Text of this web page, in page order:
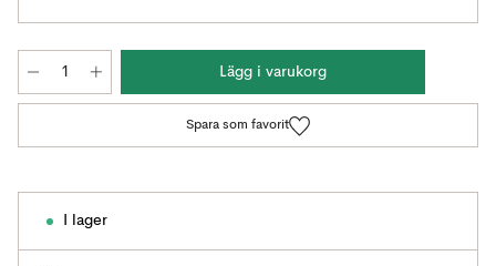
Lägg i varukorg
Spara som favorit
I lager